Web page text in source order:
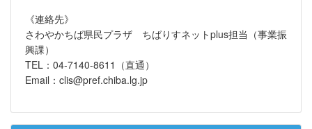
《連絡先》
さわやかちば県民プラザ ちばりすネットplus担当（事業振
興課）
TEL：04-7140-8611（直通）
Email：clis@pref.chiba.lg.jp